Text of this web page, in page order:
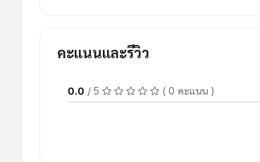
คะแนนและรีวิว
0.0 / 5 ( 0 คะแนน )